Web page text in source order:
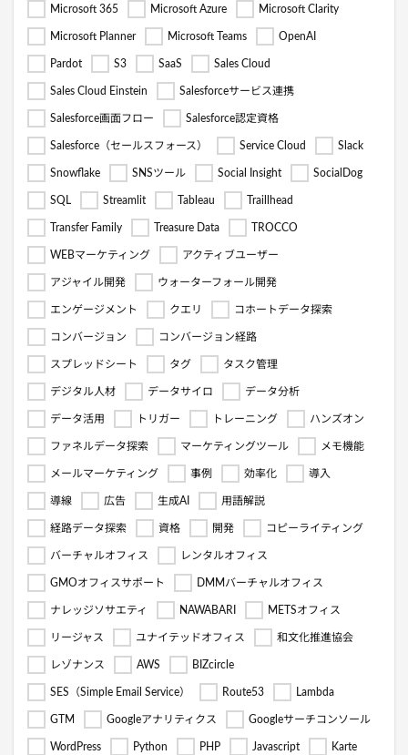
Microsoft 365 Microsoft Azure Microsoft Clarity
Microsoft Planner Microsoft Teams OpenAI
Pardot S3 SaaS Sales Cloud
Sales Cloud Einstein Salesforceサービス連携
Salesforce画面フロー Salesforce認定資格
Salesforce（セールスフォース） Service Cloud Slack
Snowflake SNSツール Social Insight SocialDog
SQL Streamlit Tableau Traillhead
Transfer Family Treasure Data TROCCO
WEBマーケティング アクティブユーザー
アジャイル開発 ウォーターフォール開発
エンゲージメント クエリ コホートデータ探索
コンバージョン コンバージョン経路
スプレッドシート タグ タスク管理
デジタル人材 データサイロ データ分析
データ活用 トリガー トレーニング ハンズオン
ファネルデータ探索 マーケティングツール メモ機能
メールマーケティング 事例 効率化 導入
導線 広告 生成AI 用語解説
経路データ探索 資格 開発 コピーライティング
バーチャルオフィス レンタルオフィス
GMOオフィスサポート DMMバーチャルオフィス
ナレッジソサエティ NAWABARI METSオフィス
リージャス ユナイテッドオフィス 和文化推進協会
レゾナンス AWS BIZcircle
SES（Simple Email Service） Route53 Lambda
GTM Googleアナリティクス Googleサーチコンソール
WordPress Python PHP Javascript Karte